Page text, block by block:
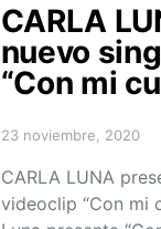
CARLA
nuevo
“Con mi
Posted on
23 noviembre, 2020
CARLA LUNA
videoclip “Con mi